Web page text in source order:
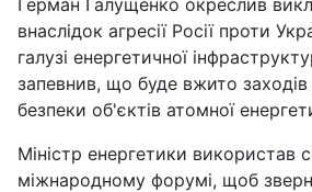
внаслідок агресії Росії проти
галузі енергетичної
запевнив, що буде вжито заходів
безпеки об'єктів атомної
Міністр енергетики використав
міжнародному форумі, щоб